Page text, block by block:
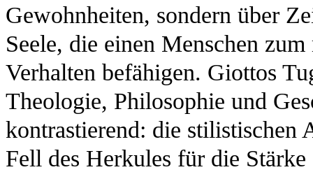
Gewohnheiten, sondern über
Seele, die einen Menschen
Verhalten befähigen. Giottos
Theologie, Philosophie und
kontrastierend: die stilistischen
Fell des Herkules für die